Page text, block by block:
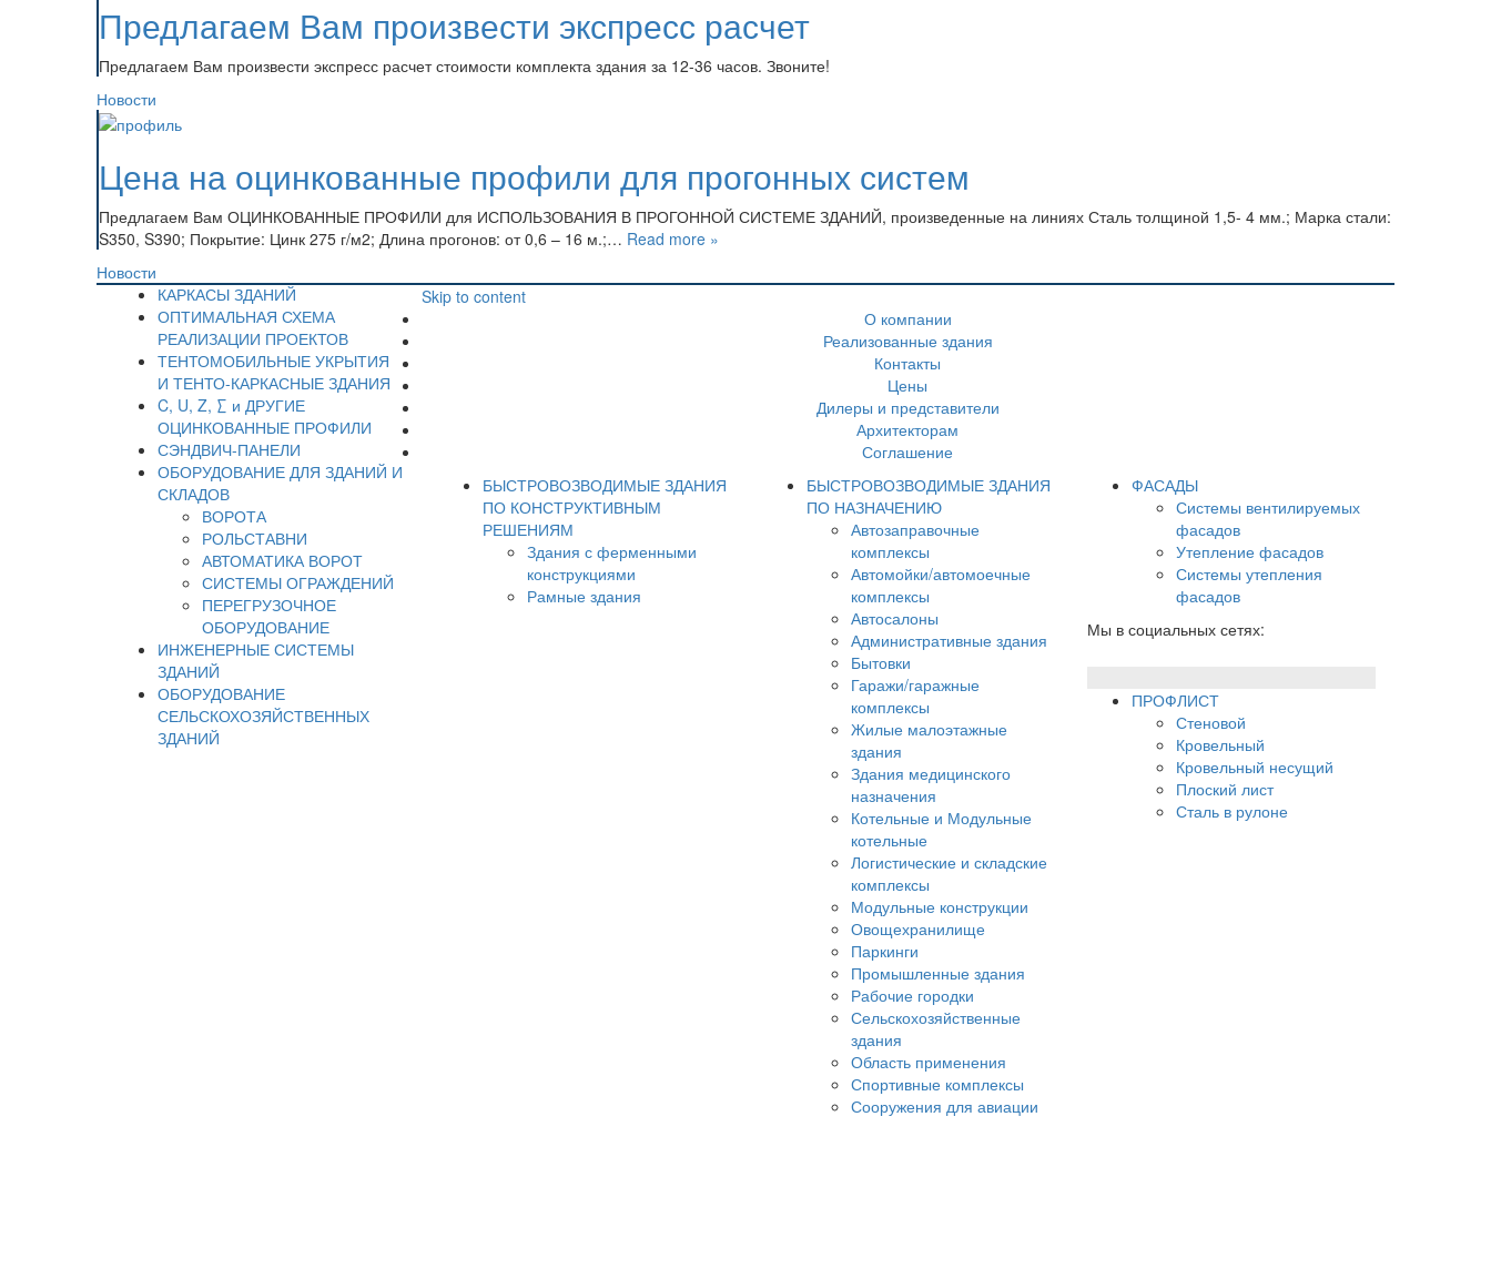
Предлагаем Вам произвести экспресс расчет
Предлагаем Вам произвести экспресс расчет стоимости комплекта здания за 12-36 часов. Звоните!
Новости
Цена на оцинкованные профили для прогонных систем
Предлагаем Вам ОЦИНКОВАННЫЕ ПРОФИЛИ для ИСПОЛЬЗОВАНИЯ В ПРОГОННОЙ СИСТЕМЕ ЗДАНИЙ, произведенные на линиях Сталь толщиной 1,5- 4 мм.; Марка стали:
S350, S390; Покрытие: Цинк 275 г/м2; Длина прогонов: от 0,6 – 16 м.;… Read more »
Новости
КАРКАСЫ ЗДАНИЙ
ОПТИМАЛЬНАЯ СХЕМА
РЕАЛИЗАЦИИ ПРОЕКТОВ
ТЕНТОМОБИЛЬНЫЕ УКРЫТИЯ
И ТЕНТО-КАРКАСНЫЕ ЗДАНИЯ
C, U, Z, ∑ и ДРУГИЕ
ОЦИНКОВАННЫЕ ПРОФИЛИ
СЭНДВИЧ-ПАНЕЛИ
ОБОРУДОВАНИЕ ДЛЯ ЗДАНИЙ И
СКЛАДОВ
ВОРОТА
РОЛЬСТАВНИ
АВТОМАТИКА ВОРОТ
СИСТЕМЫ ОГРАЖДЕНИЙ
ПЕРЕГРУЗОЧНОЕ
ОБОРУДОВАНИЕ
ИНЖЕНЕРНЫЕ СИСТЕМЫ
ЗДАНИЙ
ОБОРУДОВАНИЕ
СЕЛЬСКОХОЗЯЙСТВЕННЫХ
ЗДАНИЙ
Skip to content
О компании
Реализованные здания
Контакты
Цены
Дилеры и представители
Архитекторам
Соглашение
БЫСТРОВОЗВОДИМЫЕ ЗДАНИЯ
ПО КОНСТРУКТИВНЫМ
РЕШЕНИЯМ
Здания с ферменными
конструкциями
Рамные здания
БЫСТРОВОЗВОДИМЫЕ ЗДАНИЯ
ПО НАЗНАЧЕНИЮ
Автозаправочные
комплексы
Автомойки/автомоечные
комплексы
Автосалоны
Административные здания
Бытовки
Гаражи/гаражные
комплексы
Жилые малоэтажные
здания
Здания медицинского
назначения
Котельные и Модульные
котельные
Логистические и складские
комплексы
Модульные конструкции
Овощехранилище
Паркинги
Промышленные здания
Рабочие городки
Сельскохозяйственные
здания
Область применения
Спортивные комплексы
Сооружения для авиации
ФАСАДЫ
Системы вентилируемых
фасадов
Утепление фасадов
Системы утепления
фасадов
Мы в социальных сетях:
ПРОФЛИСТ
Стеновой
Кровельный
Кровельный несущий
Плоский лист
Сталь в рулоне